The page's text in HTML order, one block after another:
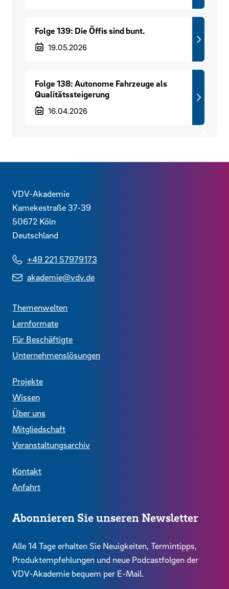
Folge 139: Die Öffis sind bunt.
Veröffentlichungsdatum
19.05.2026
Folge 138: Autonome Fahrzeuge als
Qualitätssteigerung
Veröffentlichungsdatum
16.04.2026
Kontaktdaten und weitere Links
VDV-Akademie
Kamekestraße 37-39
50672 Köln
Deutschland
+49 221 57979173
akademie@vdv.de
Abonnieren Sie unseren Newsletter
Alle 14 Tage erhalten Sie Neuigkeiten, Termintipps,
Produktempfehlungen und neue Podcastfolgen der
VDV-Akademie bequem per E-Mail.
Themenwelten
Lernformate
Für Beschäftigte
Unternehmenslösungen
Projekte
Wissen
Über uns
Mitgliedschaft
Veranstaltungsarchiv
Kontakt
Anfahrt